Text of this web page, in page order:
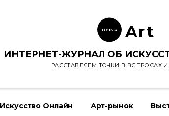
ТОЧК А Art
ИНТЕРНЕТ-ЖУРНАЛ ОБ
РАССТАВЛЯЕМ ТОЧКИ В ВОПРОСАХ
Искусство Онлайн Арт-рынок